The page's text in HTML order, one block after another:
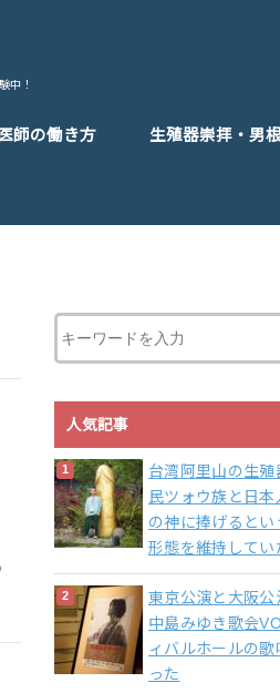
中！
師の働き方 生殖器崇拝・男
人気記事
台湾阿里山の生
民ツォウ族と日
の神に捧げると
形態を維持してい
東京公演と大阪公
中島みゆき歌会
ィバルホールの
った